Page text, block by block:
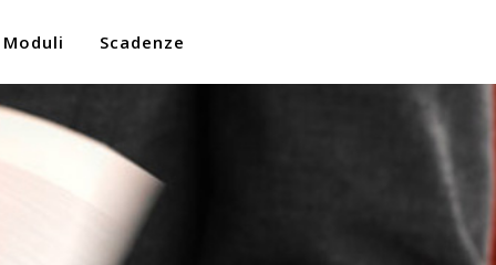
Moduli Scadenze